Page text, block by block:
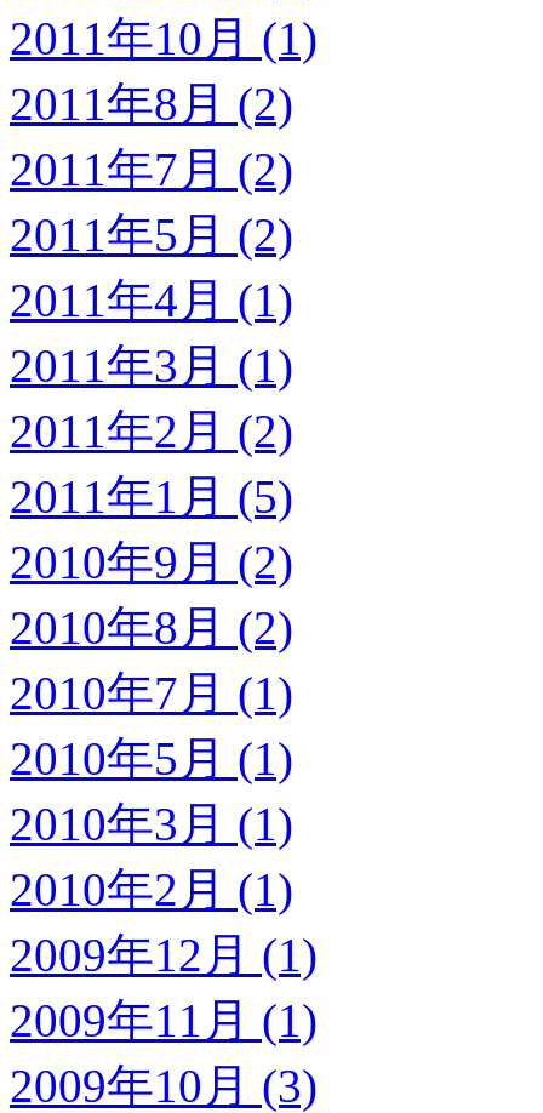
2011年10月 (1)
2011年8月 (2)
2011年7月 (2)
2011年5月 (2)
2011年4月 (1)
2011年3月 (1)
2011年2月 (2)
2011年1月 (5)
2010年9月 (2)
2010年8月 (2)
2010年7月 (1)
2010年5月 (1)
2010年3月 (1)
2010年2月 (1)
2009年12月 (1)
2009年11月 (1)
2009年10月 (3)